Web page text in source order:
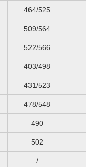
464/525
509/564
522/566
403/498
431/523
478/548
490
502
/